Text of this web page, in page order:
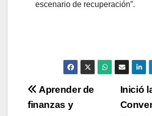
escenario de recuperación”.
Navegación
Inició
Aprender de
finanzas y